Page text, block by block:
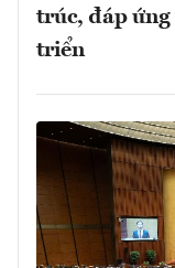
trúc, đáp ứng
triển